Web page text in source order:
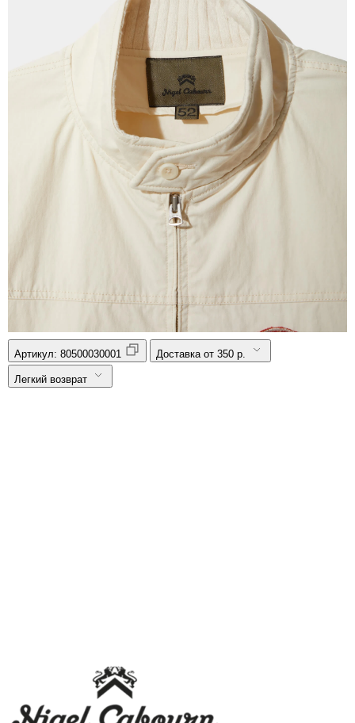
Артикул: 80500030001 Доставка от 350 р.
Легкий возврат